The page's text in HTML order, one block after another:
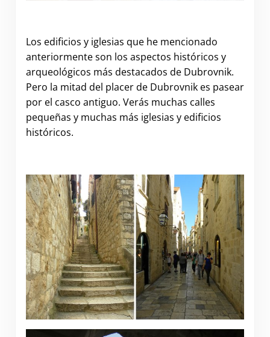
Los edificios y iglesias que he mencionado
anteriormente son los aspectos históricos y
arqueológicos más destacados de Dubrovnik.
Pero la mitad del placer de Dubrovnik es pasear
por el casco antiguo. Verás muchas calles
pequeñas y muchas más iglesias y edificios
históricos.